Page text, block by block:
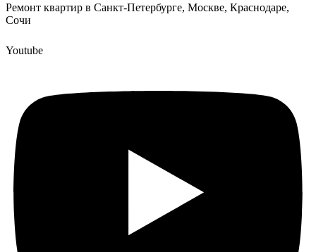
Ремонт квартир в Санкт-Петербурге, Москве, Краснодаре,
Сочи
Youtube